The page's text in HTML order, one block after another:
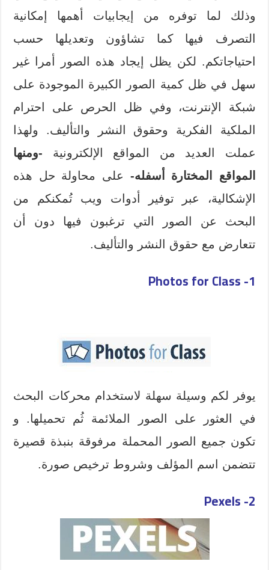
وذلك لما توفره من إيجابيات أهمها
إمكانية
التصرف فيها كما تشاؤون وتعديلها حسب
احتياجاتكم. لكن يظل إيجاد هذه الصور أمرا غير
سهل في ظل كمية الصور الكبيرة الموجودة على
شبكة الإنترنت، وفي ظل الحرص على احترام
الملكية الفكرية وحقوق النشر والتأليف. ولهذا
عملت العديد من المواقع الإلكترونية -ومنها
المواقع المختارة أسفله- على محاولة حل هذه
الإشكالية، عبر توفير أدوات ويب تُمكنكم من
البحث عن الصور التي ترغبون فيها دون أن
تتعارض مع حقوق النشر والتأليف.
1- Photos for Class
يوفر لكم وسيلة سهلة لاستخدام محركات البحث
في العثور على الصور الملائمة ثُم تحميلها. و
تكون جميع الصور المحملة مرفوقة بنبذة قصيرة
تتضمن اسم المؤلف وشروط ترخيص صورة.
2- Pexels